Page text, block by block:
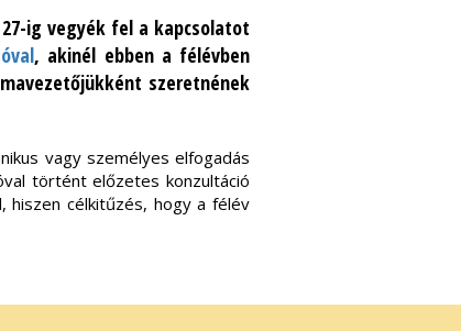
ig vegyék fel a kapcsolatot
, akinél ebben a félévben
szeretnének
vagy személyes elfogadás
történt előzetes konzultáció
hiszen célkitűzés, hogy a félév